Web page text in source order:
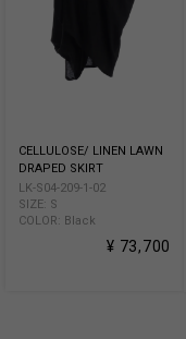
CELLULOSE/ LINEN LAWN
DRAPED SKIRT
LK-S04-209-1-02
SIZE: S
COLOR: Black
¥ 73,700